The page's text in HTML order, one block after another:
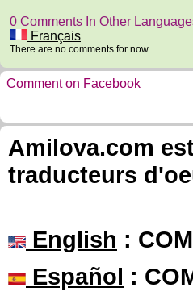
0 Comments In Other
Français
There are no comments for now.
Comment on Facebook
Amilova.com
traducteurs
English :
Español :